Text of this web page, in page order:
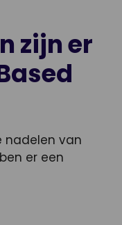
zijn er
nadelen van
er een